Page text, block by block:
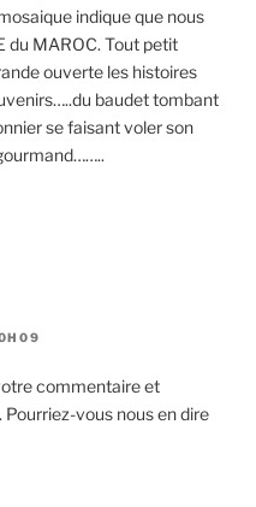
indique que nous
du MAROC. Tout petit
ouverte les histoires
baudet tombant
se faisant voler son
commentaire et
Pourriez-vous nous en dire